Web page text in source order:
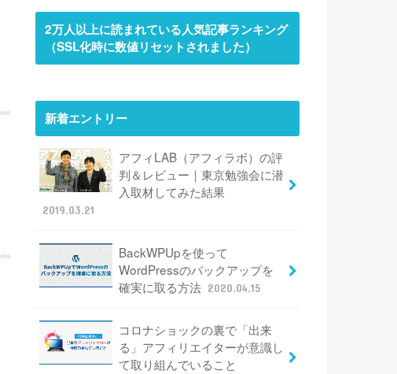
2万人以上に読まれている人気記事ランキング
（SSL化時に数値リセットされました）
新着エントリー
アフィLAB（アフィラボ）の評
判＆レビュー｜東京勉強会に潜
入取材してみた結果
2019.03.21
BackWPUpを使って
WordPressのバックアップを
確実に取る方法 2020.04.15
コロナショックの裏で「出来
る」アフィリエイターが意識し
て取り組んでいること